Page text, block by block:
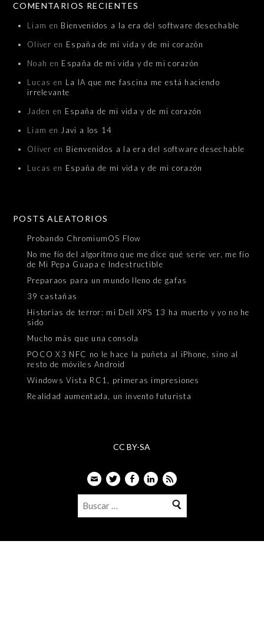
COMENTARIOS RECIENTES
Liam en Bienvenidos a la era del software desechable
Oliver en España de mi vida y de mi corazón
Noah en España de mi vida y de mi corazón
Lucas en La IA que me fascina me está haciendo
irrelevante
Jaden en España de mi vida y de mi corazón
Liam en Javi a los 14
Oliver en Bienvenidos a la era del software desechable
Lucas en España de mi vida y de mi corazón
POSTS ALEATORIOS
Probando ChromiumOS Flow
No me fío del algoritmo que me dice qué serie ver, me fío
de Mi Pepa Guapa e Indestructible
Preparaos para un mundo lleno de gafas
39 castañas
Historias de terror: mi Dell XPS 13 ha muerto y yo no he
sido
Mucho más que una consola
POCO X3 NFC no le hace la puñeta al iPhone, sino al
resto de móviles Android
Windows Vista RC1, primeras impresiones
Realidad aumentada, un invento futurista
CC BY-SA
EmailTwitterFacebook
LinkedIn
Feed